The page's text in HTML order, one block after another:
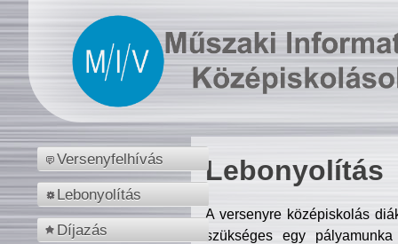
Versenyfelhívás
Lebonyolítás
Díjazás
Lebonyolítás
A versenyre középiskolás
szükséges egy